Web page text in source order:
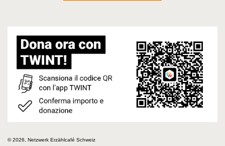
© 2026, Netzwerk Erzählcafé Schweiz